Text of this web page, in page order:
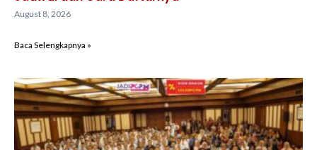
August 8, 2026
Baca Selengkapnya »